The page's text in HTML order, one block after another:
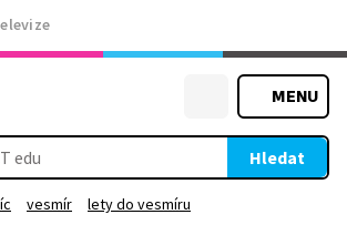
MENU
Hledat
vesmír lety do vesmíru